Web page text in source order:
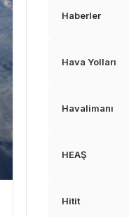
Haberler
Hava Yolları
Havalimanı
HEAŞ
Hitit